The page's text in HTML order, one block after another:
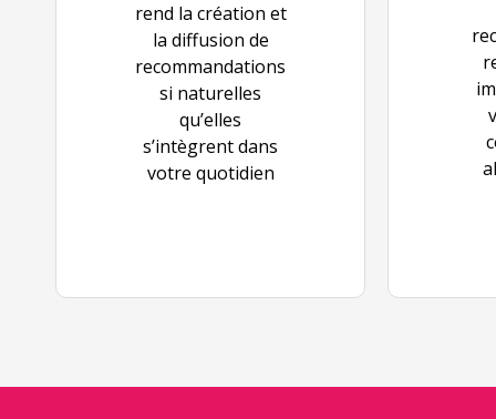
rend la création et
la diffusion de
recommandations
si naturelles
qu’elles
s’intègrent dans
votre quotidien